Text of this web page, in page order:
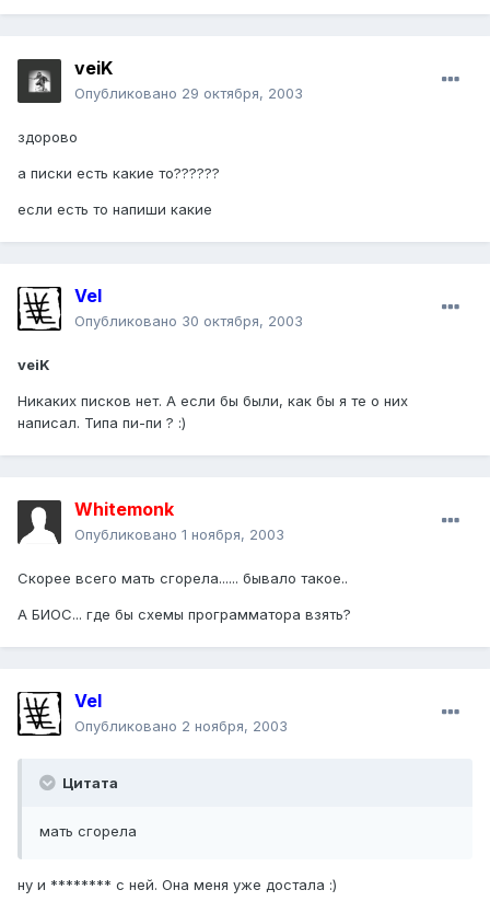
veiK
Опубликовано 29 октября, 2003
здорово
а писки есть какие то??????
если есть то напиши какие
Vel
Опубликовано 30 октября, 2003
veiK
Никаких писков нет. А если бы были, как бы я те о них
написал. Типа пи-пи ? :)
Whitemonk
Опубликовано 1 ноября, 2003
Скорее всего мать сгорела...... бывало такое..
А БИОС... где бы схемы программатора взять?
Vel
Опубликовано 2 ноября, 2003
Цитата
мать сгорела
ну и ******** с ней. Она меня уже достала :)